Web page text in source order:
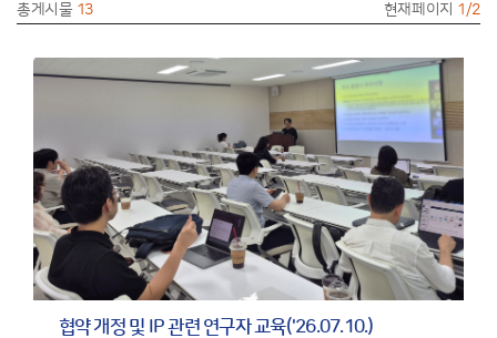
총게시물 13 현재페이지 1/2
협약 개정 및 IP 관련 연구자 교육('26.07.10.)